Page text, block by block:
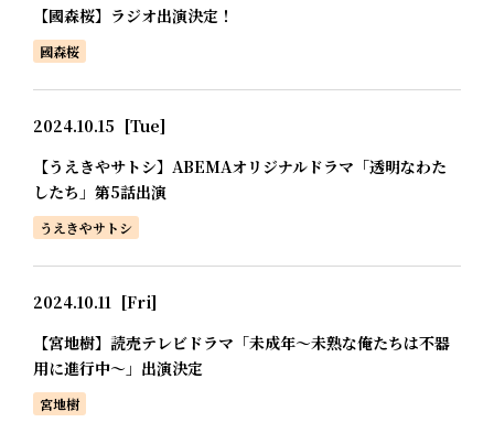
【國森桜】ラジオ出演決定！
國森桜
2024.10.15 [Tue]
【うえきやサトシ】ABEMAオリジナルドラマ「透明なわた
したち」第5話出演
うえきやサトシ
2024.10.11 [Fri]
【宮地樹】読売テレビドラマ「未成年～未熟な俺たちは不器
用に進行中～」出演決定
宮地樹